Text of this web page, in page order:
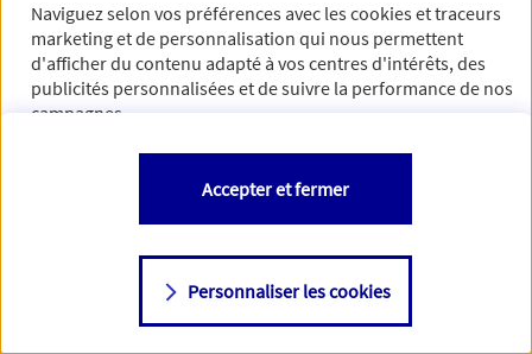
Naviguez selon vos préférences avec lescookies et traceurs
marketing et de personnalisation qui nous permettent
d'afficher du contenu adapté à vos centres d'intérêts, des
publicités personnalisées et de suivre la performance de nos
campagnes.
Vous êtes libre de les accepter, de les refuser comme de
changer d'avis à tout moment en allant sur
Consulter notre politique decookies
Personnaliser les cookies
Accepter et fermer